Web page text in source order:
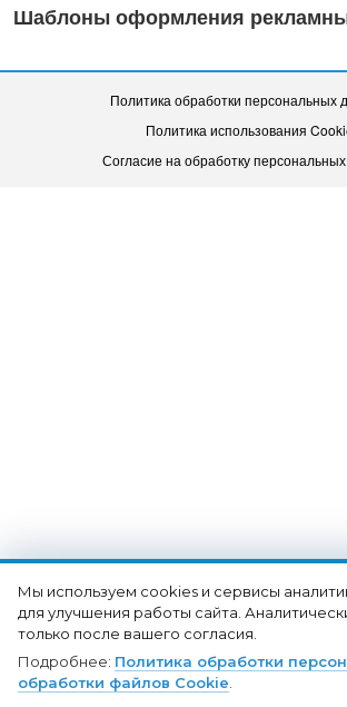
Шаблоны оформления
Политика обработки персональных
Политика использования
Согласие на обработку
Мы используем cookies и сервисы
для улучшения работы сайта.
только после вашего согласия.
Подробнее: Политика обработки
обработки файлов Cookie